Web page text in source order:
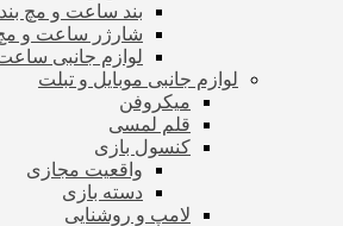
بند ساعت و مچ
شارژر ساعت و مچ
لوازم جانبی
لوازم جانبی موبایل و تبلت
میکروفن
قلم لمسی
کنسول بازی
واقعیت مجازی
دسته بازی
لامپ و روشنایی